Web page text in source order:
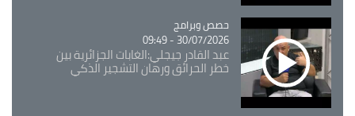
Catégorie
حصص وبرامج
30/07/2026 - 09:49
عبد القادر جيجلي:الغابات الجزائرية بين
خطر الحرائق ورهان التشجير الذكي